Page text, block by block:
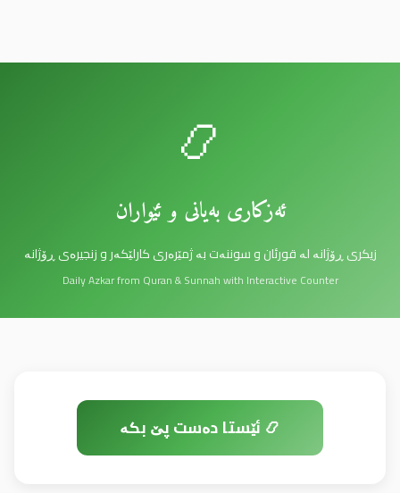
📿
ئەزکاری بەیانی و ئێواران
زیکری ڕۆژانە لە قورئان و سوننەت بە ژمێرەری کارلێکەر و زنجیرەی ڕۆژانە
Daily Azkar from Quran & Sunnah with Interactive Counter
📿 ئێستا دەست پێ بکە